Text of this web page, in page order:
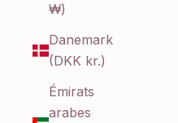
₩)
Danemark
(DKK kr.)
Émirats
arabes